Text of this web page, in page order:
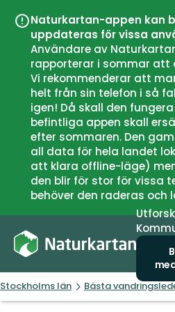
Naturkartan-appen kan
uppdateras för vissa
Användare av
rapporterar i sommar att
Vi rekommenderar att
helt från sin telefon i så
igen! Då skall den
befintliga appen skall
efter sommaren. Den
all data för hela landet
att klara offline-läge)
den blir för stor för vissa
behöver den raderas och
Stockholms län Bästa